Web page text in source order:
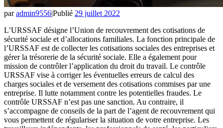
paradmin9556|Publié 29 juillet 2022
L’URSSAF désigne l’Union de recouvrement des cotisations de
sécurité sociale et d’allocations familiales. La fonction principale de
l’URSSAF est de collecter les cotisations sociales des entreprises et
gérer la trésorerie de la sécurité sociale. Elle a également pour
mission de contrôler l’application du droit du travail. Le contrôle
URSSAF vise à corriger les éventuelles erreurs de calcul des
charges sociales et de versement des cotisations commises par une
entreprise. Il lutte notamment contre les potentielles fraudes. Le
contrôle URSSAF n’est pas une sanction. Au contraire, il
s’accompagne de conseils de la part de l’agent de recouvrement qui
vous permettent de régulariser la situation de votre entreprise. Les